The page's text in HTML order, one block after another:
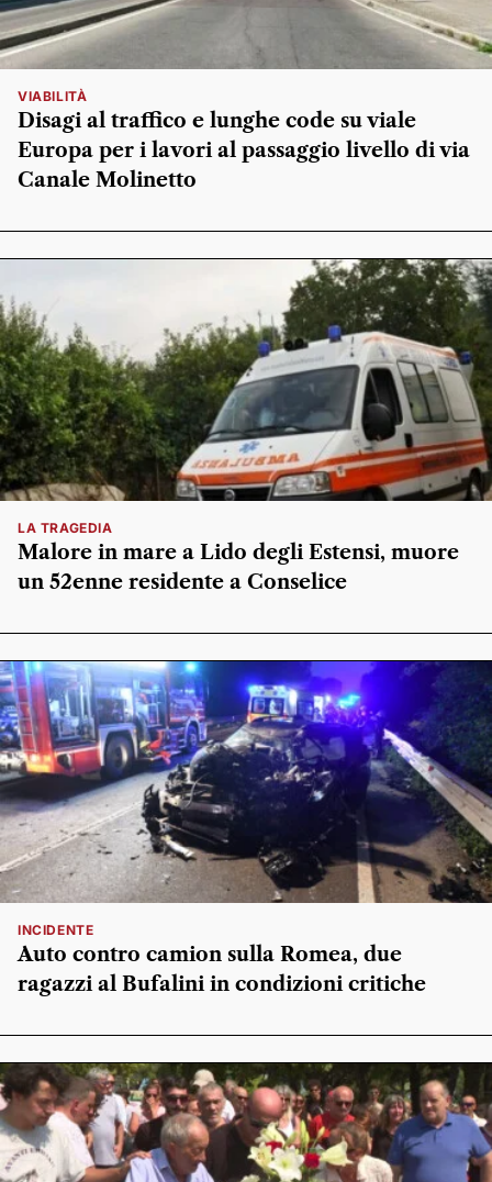
VIABILITÀ
Disagi al traffico e lunghe code su viale
Europa per i lavori al passaggio livello di via
Canale Molinetto
LA TRAGEDIA
Malore in mare a Lido degli Estensi, muore
un 52enne residente a Conselice
INCIDENTE
Auto contro camion sulla Romea, due
ragazzi al Bufalini in condizioni critiche